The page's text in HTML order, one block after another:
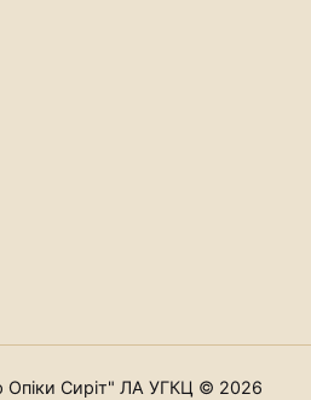
Опіки Сиріт" ЛА УГКЦ © 2026